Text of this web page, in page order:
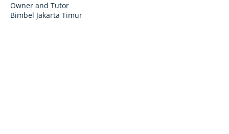
Owner and Tutor
Bimbel Jakarta Timur